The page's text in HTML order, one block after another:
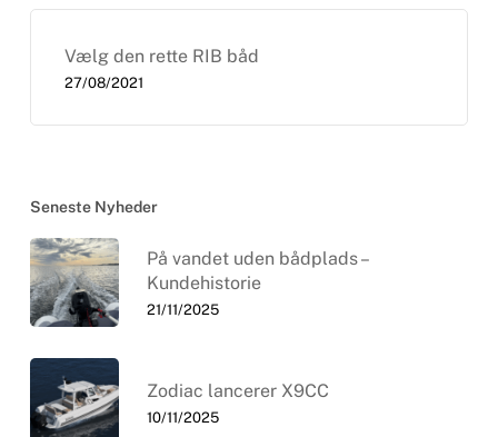
Vælg den rette RIB båd
27/08/2021
Seneste Nyheder
På vandet uden bådplads –
Kundehistorie
21/11/2025
Zodiac lancerer X9CC
10/11/2025